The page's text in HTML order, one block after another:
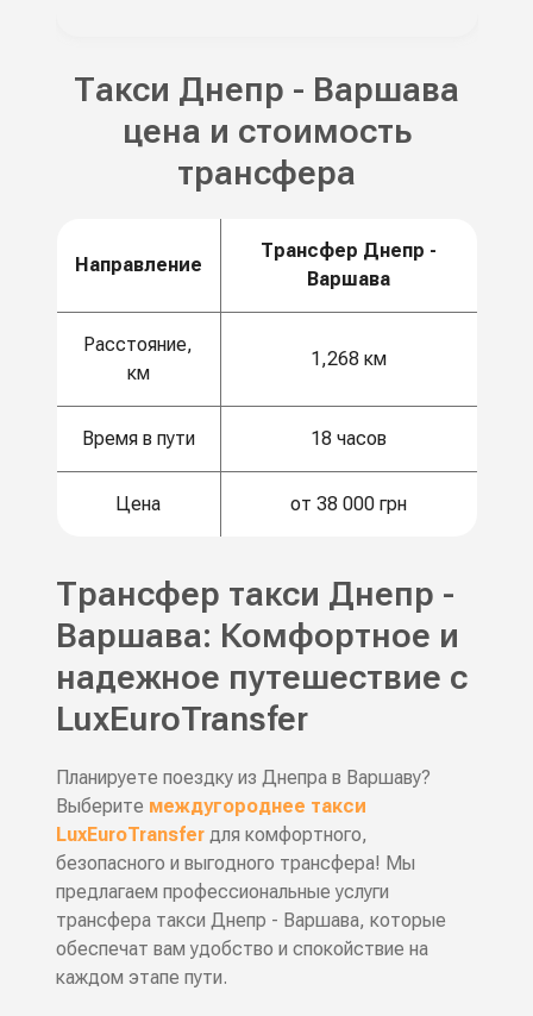
Такси Днепр - Варшава
цена и стоимость
трансфера
Направление
Трансфер Днепр -
Варшава
Расстояние,
км
1,268 км
Время в пути 18 часов
Цена от 38 000 грн
Трансфер такси Днепр -
Варшава: Комфортное и
надежное путешествие с
LuxEuroTransfer
Планируете поездку из Днепра в Варшаву?
Выберите междугороднее такси
LuxEuroTransferдля комфортного,
безопасного и выгодного трансфера! Мы
предлагаем профессиональные услуги
трансфера такси Днепр - Варшава, которые
обеспечат вам удобство и спокойствие на
каждом этапе пути.